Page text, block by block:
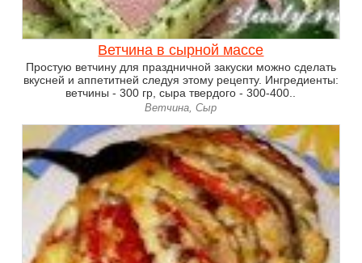
Ветчина в сырной массе
Простую ветчину для праздничной закуски можно сделать
вкусней и аппетитней следуя этому рецепту. Ингредиенты:
ветчины - 300 гр, сыра твердого - 300-400..
Ветчина, Сыр